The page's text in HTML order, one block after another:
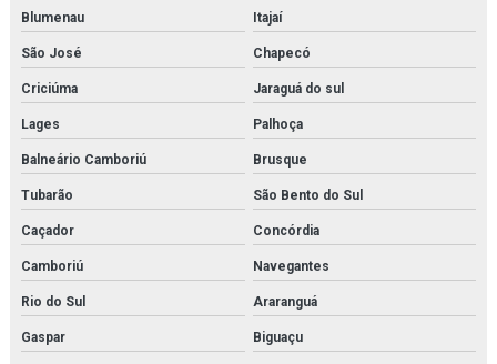
Isolamento térmico em tubulações e equipamentos
Isolamento térmico tubulações industriais
Joystick danfoss
Limpeza química de trocador de calor
Manutenção e aferição em válvulas de segurança em rj
Manutenção de bomba de condensado
Blumenau Itajaí
São José Chapecó
Criciúma Jaraguá do sul
Lages Palhoça
Balneário Camboriú Brusque
Tubarão São Bento do Sul
Caçador Concórdia
Camboriú Navegantes
Rio do Sul Araranguá
Gaspar Biguaçu